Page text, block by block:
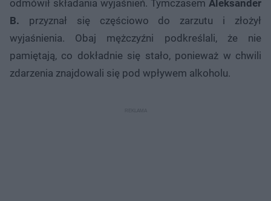
odmówił składania wyjaśnień. Tymczasem Aleksander
B. przyznał się częściowo do zarzutu i złożył
wyjaśnienia. Obaj mężczyźni podkreślali, że nie
pamiętają, co dokładnie się stało, ponieważ w chwili
zdarzenia znajdowali się pod wpływem alkoholu.